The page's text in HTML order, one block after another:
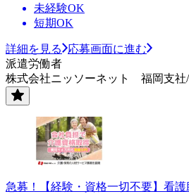
未経験OK
短期OK
詳細を見る
応募画面に進む
派遣労働者
株式会社ニッソーネット 福岡支社/
急募！【経験・資格一切不要】看